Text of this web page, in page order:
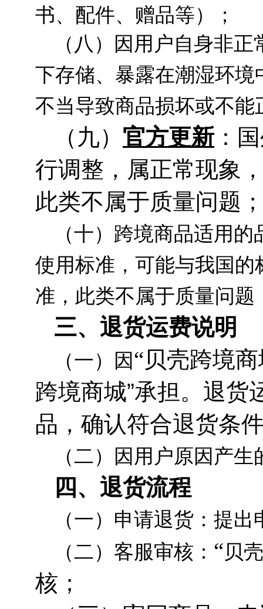
书、配件、赠品等）；
（八）因用户自身非
下存储、暴露在潮湿环
不当导致商品损坏或不
（九） 官方更新 ：
行调整，属正常现象
此类不属于质量问题
（十）跨境商品适用
使用标准，可能与我国
准，此类不属于质量问题
三、退货运费说明
（一）因“贝壳跨境
跨境商城”承担。退货
品，确认符合退货条
（二）因用户原因产
四、退货流程
（一）申请退货：提出
（二）客服审核： “贝
核；